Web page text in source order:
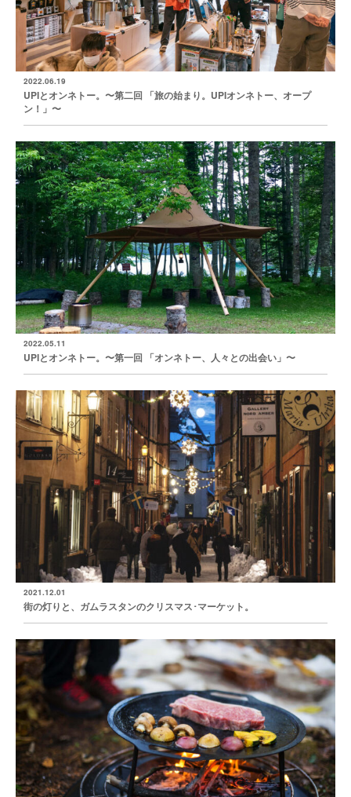
2022.06.19
UPIとオンネトー。〜第二回 「旅の始まり。UPIオンネトー、オープ
ン！」〜
2022.05.11
UPIとオンネトー。〜第一回 「オンネトー、人々との出会い」〜
2021.12.01
街の灯りと、ガムラスタンのクリスマス･マーケット。